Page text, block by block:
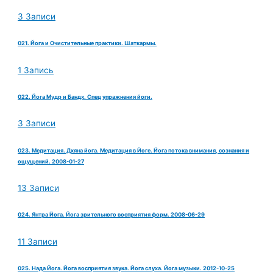
3 Записи
021. Йога и Очистительные практики. Шаткармы.
1 Запись
022. Йога Мудр и Бандх. Спец упражнения йоги.
3 Записи
023. Медитация. Дхяна йога. Медитация в Йоге. Йога потока внимания, сознания и
ощущений. 2008-01-27
13 Записи
024. Янтра Йога. Йога зрительного восприятия форм. 2008-06-29
11 Записи
025. Нада Йога. Йога восприятия звука. Йога слуха. Йога музыки. 2012-10-25